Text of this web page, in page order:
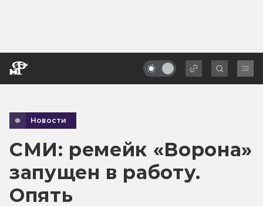
Новости
СМИ: ремейк «Ворона»
запущен в работу.
Опять